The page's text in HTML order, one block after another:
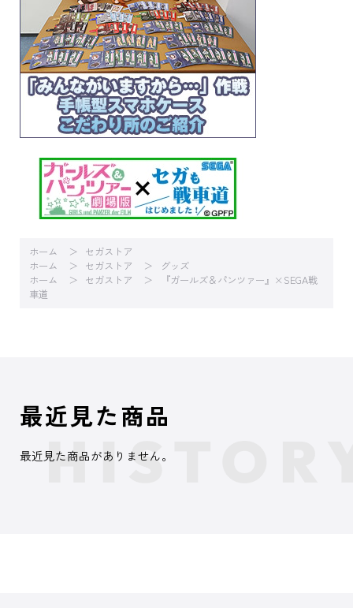
ホーム
セガストア
ホーム
セガストア
グッズ
ホーム
セガストア
『ガールズ＆パンツァー』×SEGA戦
車道
最近見た商品
最近見た商品がありません。